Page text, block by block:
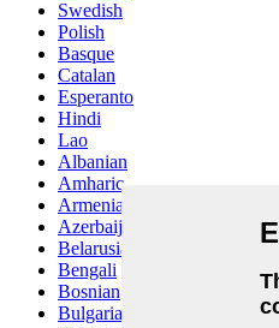
Swedish
Polish
Basque
Catalan
Esperanto
Hindi
Lao
Albanian
Amharic
Armenian
Azerbaijani
Belarusian
Bengali
Bosnian
Bulgarian